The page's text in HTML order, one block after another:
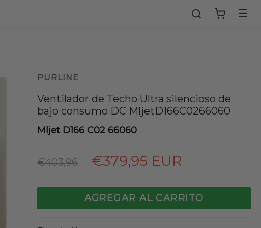
☰
PURLINE
Ventilador de Techo Ultra silencioso de
bajo consumo DC MljetD166C0266060
Mljet D166 C02 66060
Precio
€403,96 €379,95 EUR
AGREGAR AL CARRITO